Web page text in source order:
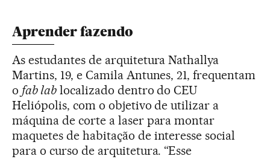
Aprender fazendo
As estudantes de arquitetura Nathallya
Martins, 19, e Camila Antunes, 21, frequentam
o fab lablocalizado dentro do CEU
Heliópolis, com o objetivo de utilizar a
máquina de corte a laser para montar
maquetes de habitação de interesse social
para o curso de arquitetura. “Esse